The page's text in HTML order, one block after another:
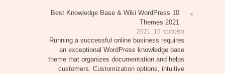
10 Best Knowledge Base & Wiki WordPress
Themes 2021
ספטמבר 15, 2021
Running a successful online business requires
an exceptional WordPress knowledge base
theme that organizes documentation and helps
customers. Customization options, intuitive